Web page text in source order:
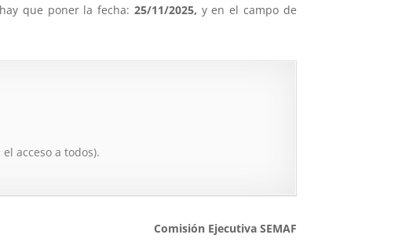
que poner la fecha: 25/11/2025, y en el campo de
acceso a todos).
Comisión Ejecutiva SEMAF